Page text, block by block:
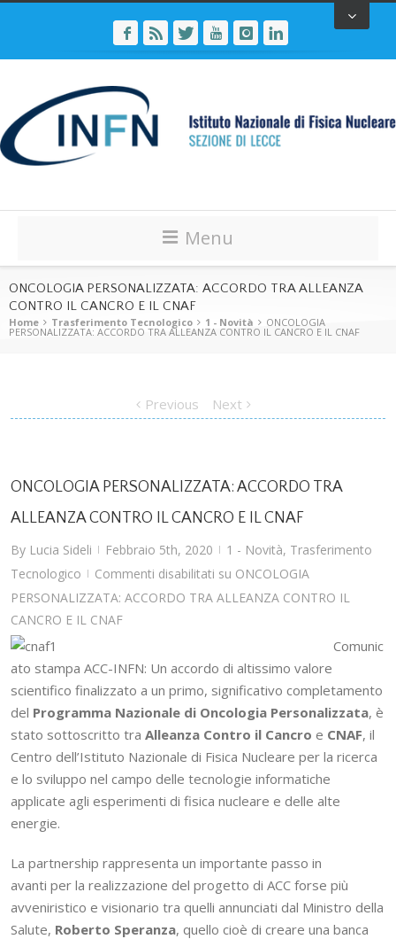
Menu
ONCOLOGIA PERSONALIZZATA: ACCORDO TRA ALLEANZA
CONTRO IL CANCRO E IL CNAF
Home Trasferimento Tecnologico 1 - Novità ONCOLOGIA
PERSONALIZZATA: ACCORDO TRA ALLEANZA CONTRO IL CANCRO E IL CNAF
Previous Next
ONCOLOGIA PERSONALIZZATA: ACCORDO TRA
ALLEANZA CONTRO IL CANCRO E IL CNAF
By Lucia Sideli | Febbraio 5th, 2020 | 1 - Novità, Trasferimento
Tecnologico
| Commenti disabilitati su ONCOLOGIA
PERSONALIZZATA: ACCORDO TRA ALLEANZA CONTRO IL
CANCRO E IL CNAF
Comunic
ato stampa ACC-INFN: Un accordo di altissimo valore
scientifico finalizzato a un primo, significativo completamento
del Programma Nazionale di Oncologia Personalizzata, è
stato sottoscritto tra Alleanza Contro il Cancro e CNAF, il
Centro dell’Istituto Nazionale di Fisica Nucleare per la ricerca
e lo sviluppo nel campo delle tecnologie informatiche
applicate agli esperimenti di fisica nucleare e delle alte
energie.
La partnership rappresenta un importante passo in
avanti per la realizzazione del progetto di ACC forse più
avveniristico e visionario tra quelli annunciati dal Ministro della
Salute, Roberto Speranza, quello cioè di creare una banca